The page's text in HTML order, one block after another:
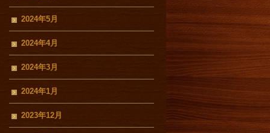
2024年5月
2024年4月
2024年3月
2024年1月
2023年12月